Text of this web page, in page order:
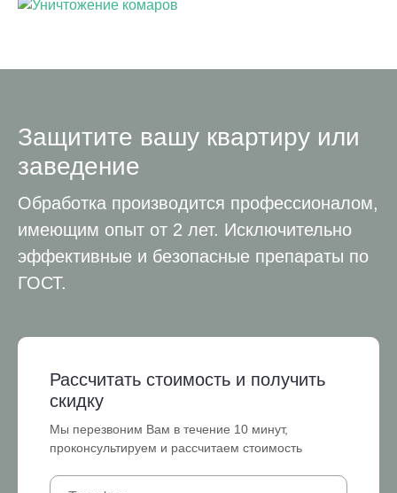
Защитите вашу квартиру или
заведение
Обработка производится профессионалом,
имеющим опыт от 2 лет. Исключительно
эффективные и безопасные препараты по
ГОСТ.
Рассчитать стоимость и получить
скидку
Мы перезвоним Вам в течение 10 минут,
проконсультируем и рассчитаем стоимость